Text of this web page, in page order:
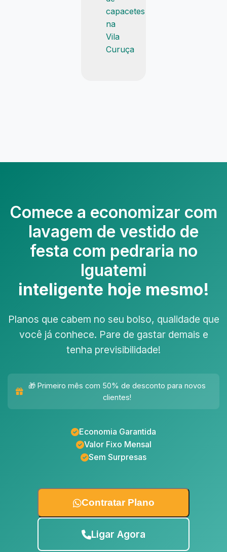
capacetes
na
Vila
Curuça
Comece a economizar com
lavagem de vestido de
festa com pedraria no
Iguatemi
inteligente hoje mesmo!
Planos que cabem no seu bolso, qualidade que
você já conhece. Pare de gastar demais e
tenha previsibilidade!
🎁 Primeiro mês com 50% de desconto para novos
clientes!
Economia Garantida
Valor Fixo Mensal
Sem Surpresas
Contratar Plano
Ligar Agora